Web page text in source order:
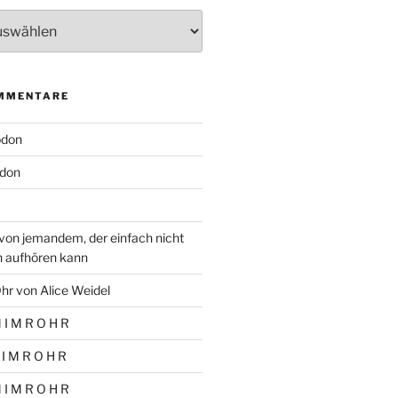
jemandem, der einfach nicht
aufhören kann
von Alice Weidel
I M R O H R
M R O H R
I M R O H R